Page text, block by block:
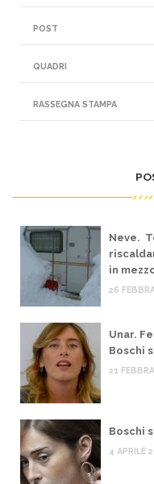
POST
QUADRI
RASSEGNA STAMPA
Neve.
in
26
Unar.
Boschi
21
Boschi
4 APRILE